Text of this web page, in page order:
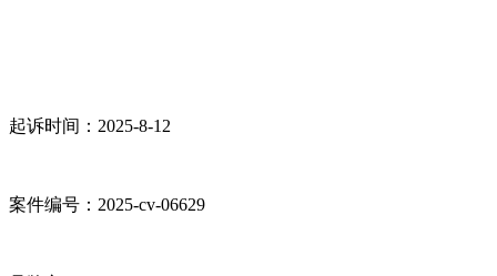
起诉时间：2025-8-12
案件编号：2025-cv-06629